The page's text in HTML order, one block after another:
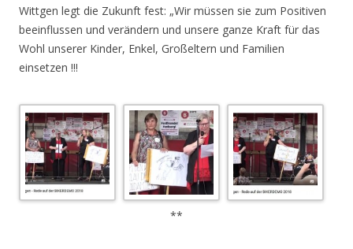
Wittgen legt die Zukunft fest: „Wir müssen sie zum Positiven
beeinflussen und verändern und unsere ganze Kraft für das
Wohl unserer Kinder, Enkel, Großeltern und Familien
einsetzen !!!
**